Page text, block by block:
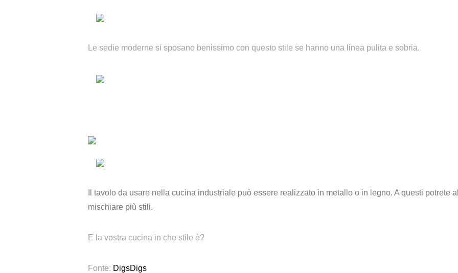
Le sedie moderne si sposano benissimo con questo stile se hanno una linea pulita e sobria.
Il tavolo da usare nella cucina industriale può essere realizzato in metallo o in legno. A questi
mischiare più stili.
E la vostra cucina in che stile è?
Fonte: DigsDigs